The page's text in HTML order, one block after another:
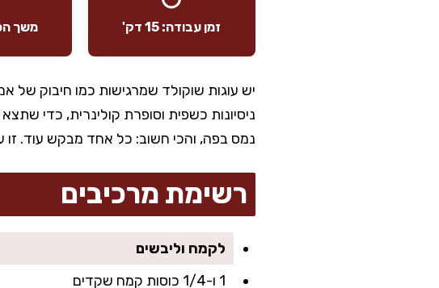
זמן עבודה: 15 דק' משך
יש עוגות שוקולד שמרגישות כמו חיבוק של
ניסיונות כשפית וסופרת קולינרית, כדי
נמס בפה, והכי חשוב: כל אחד מבקש עוד.
רשימת מרכיבים
לקמח וליבשים
1 ו-1/4 כוסות קמח שקדים